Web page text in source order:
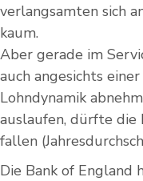
verlangsamten sich
kaum.
Aber gerade im
auch angesichts
Lohndynamik
auslaufen, dürfte
fallen
Die Bank of England